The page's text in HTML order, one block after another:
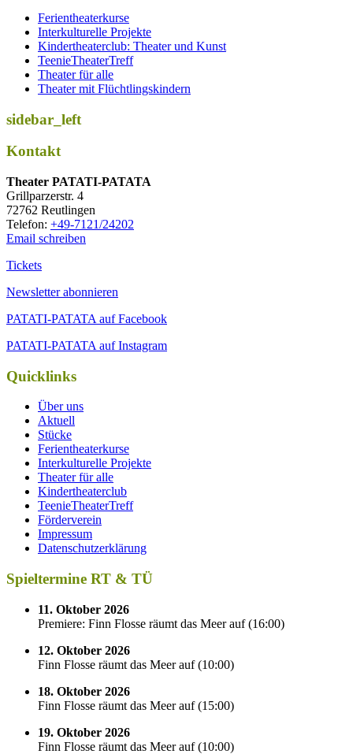
Ferientheaterkurse
Interkulturelle Projekte
Kindertheaterclub: Theater und Kunst
TeenieTheaterTreff
Theater für alle
Theater mit Flüchtlingskindern
sidebar_left
Kontakt
Thea­ter PATATI-PATATA
Grill­par­zer­str. 4
72762 Reutlingen
Tele­fon: +49-7121/24202
Email schreiben
Tickets
Newsletter abonnieren
PATATI-PATATA auf Facebook
PATATI-PATATA auf Instagram
Quicklinks
Über uns
Aktuell
Stücke
Ferientheaterkurse
Interkulturelle Projekte
Theater für alle
Kindertheaterclub
TeenieTheaterTreff
Förderverein
Impressum
Datenschutzerklärung
Spieltermine RT & TÜ
11. Oktober 2026
Premiere: Finn Flosse räumt das Meer auf(16:00)
12. Oktober 2026
Finn Flosse räumt das Meer auf(10:00)
18. Oktober 2026
Finn Flosse räumt das Meer auf(15:00)
19. Oktober 2026
Finn Flosse räumt das Meer auf(10:00)